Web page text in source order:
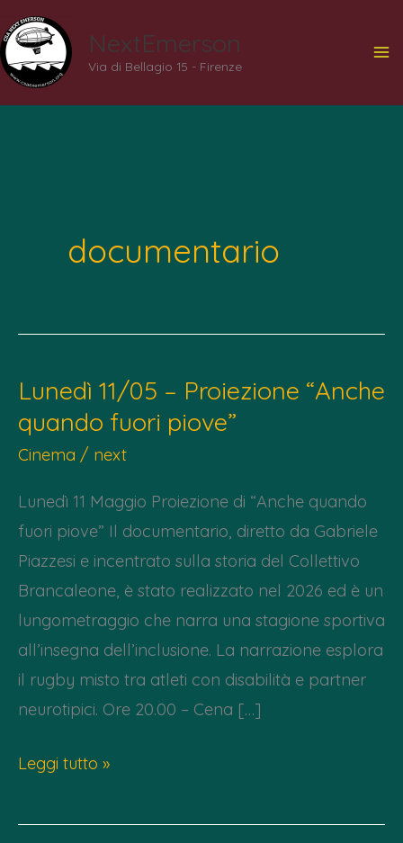
Vai
al
contenuto
NextEmerson
Via di Bellagio 15 - Firenze
documentario
Lunedì 11/05 – Proiezione “Anche
quando fuori piove”
Cinema / next
Lunedì 11 Maggio Proiezione di “Anche quando
fuori piove” Il documentario, diretto da Gabriele
Piazzesi e incentrato sulla storia del Collettivo
Brancaleone, è stato realizzato nel 2026 ed è un
lungometraggio che narra una stagione sportiva
all’insegna dell’inclusione. La narrazione esplora
il rugby misto tra atleti con disabilità e partner
neurotipici. Ore 20.00 – Cena […]
Lunedì
–
Leggi tutto »